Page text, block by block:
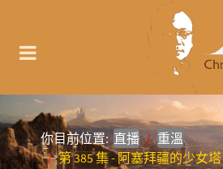
你目前位置:直播
重溫
第 385 集 - 阿塞拜疆的少女塔